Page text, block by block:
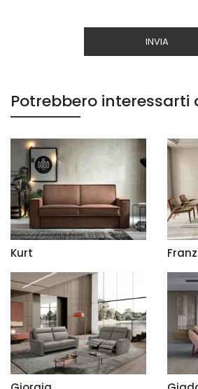
INVIA
Potrebbero interessarti
Kurt Franz